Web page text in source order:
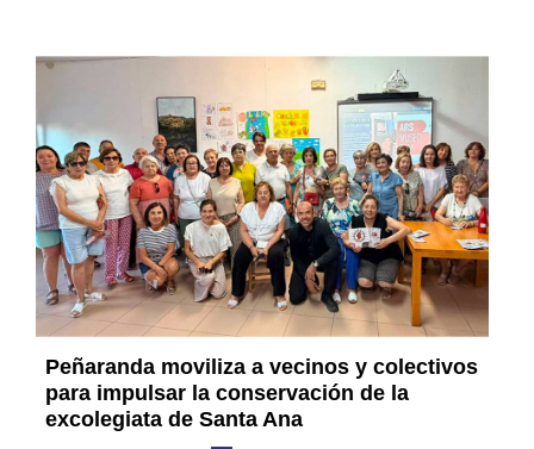
Peñaranda moviliza a vecinos y colectivos
para impulsar la conservación de la
excolegiata de Santa Ana